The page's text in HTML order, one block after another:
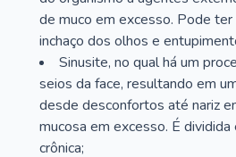
de muco em excesso. Pode
inchaço dos olhos e
Sinusite, no qual há um
seios da face, resultando em
desde desconfortos até nariz
mucosa em excesso. É
crônica;